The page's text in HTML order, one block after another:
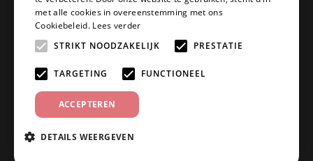
Algemene voorwaarden
Disclaimer
Privacy Policy
Betaalmethoden
Retourneren
Klantenservice
Offerte aanvragen
Contact
met alle cookies in overeenstemming met ons
Cookiebeleid. Lees verder
STRIKT NOODZAKELIJK
PRESTATIE
TARGETING FUNCTIONEEL
ACCEPTEREN
DETAILS WEERGEVEN